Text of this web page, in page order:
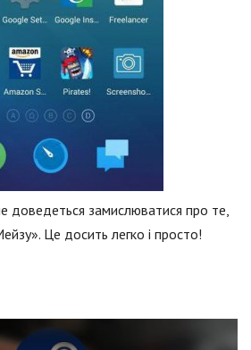
доведеться замислюватися про те,
Це досить легко і просто!